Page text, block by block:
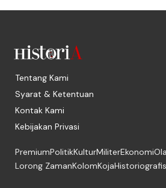
Tentang Kami
Syarat & Ketentuan
Kontak Kami
Kebijakan Privasi
PremiumPolitikKulturMiliterEkonomi
Lorong ZamanKolomKojaHistoriografis